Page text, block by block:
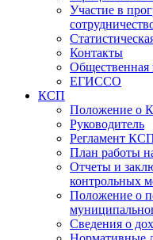
Участие в
Контакты
Общественная
ЕГИССО
КСП
Положение о
Руководитель
Регламент
План работы
Отчеты и
контрольных
Положение о
Сведения о